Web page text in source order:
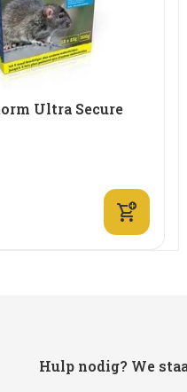
Ultra Secure
Hulp nodig? We